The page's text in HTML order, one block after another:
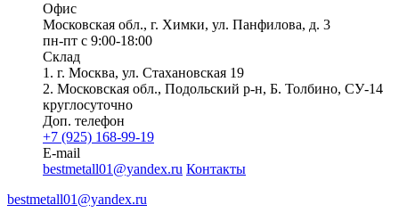
Офис
Московская обл., г. Химки, ул. Панфилова, д. 3
пн-пт с 9:00-18:00
Склад
1. г. Москва, ул. Стахановская 19
2. Московская обл., Подольский р-н, Б. Толбино, СУ-14
круглосуточно
Доп. телефон
+7 (925) 168-99-19
E-mail
bestmetall01@yandex.ru Контакты
bestmetall01@yandex.ru